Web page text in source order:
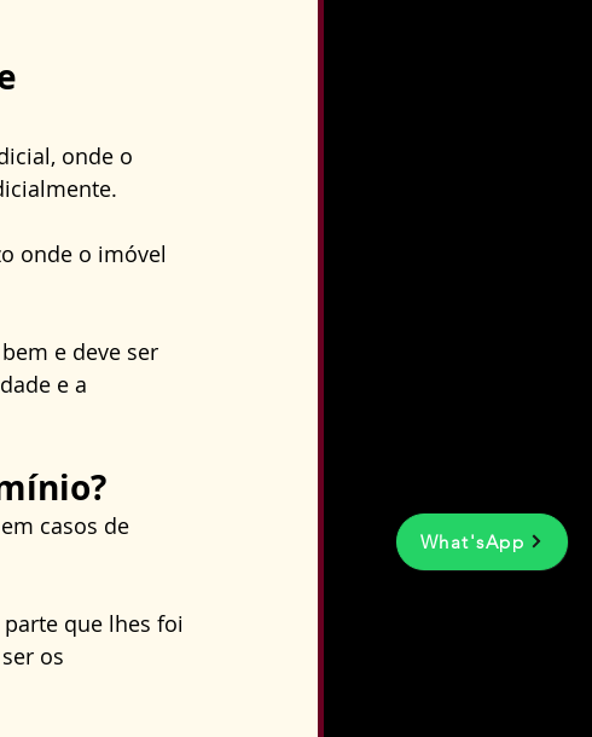
What'sApp
onde o
onde o imóvel
e deve ser
e a
casos de
que lhes foi
os